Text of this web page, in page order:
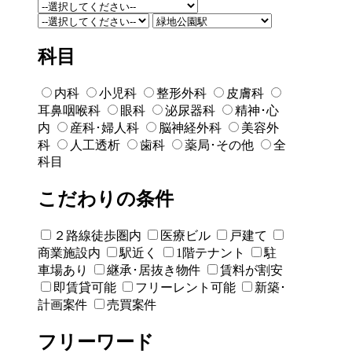
科目
内科 小児科 整形外科
皮膚科
耳鼻咽喉科
眼科 泌尿器科
精神･心
内
産科･婦人科 脳神経外科
美容外
科
人工透析 歯科 薬局･その他
全
科目
こだわりの条件
２路線徒歩圏内 医療ビル
戸建て
商業施設内
駅近く 1階テナント
駐
車場あり
継承･居抜き物件
賃料が割安
即賃貸可能
フリーレント可能
新築･
計画案件
売買案件
フリーワード